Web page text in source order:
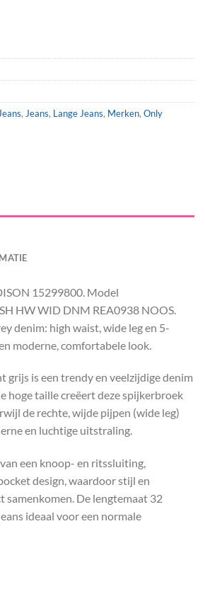
Jeans, Jeans, Lange Jeans, Merken, Only
15299800. Model
HW WID DNM REA0938 NOOS.
denim: high waist, wide leg en 5-
moderne, comfortabele look.
grijs is een trendy en veelzijdige denim
hoge taille creëert deze spijkerbroek
de rechte, wijde pijpen (wide leg)
en luchtige uitstraling.
een knoop- en ritssluiting,
design, waardoor stijl en
De lengtemaat 32
ideaal voor een normale